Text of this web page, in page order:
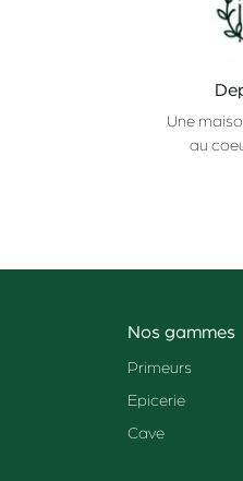
Une
au
Nos gammes
Primeurs
Epicerie
Cave